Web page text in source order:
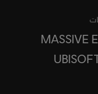
MASSIVE